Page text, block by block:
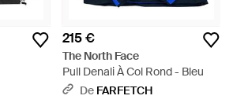
215 €
The North Face
Pull Denali À Col Rond - Bleu
De FARFETCH